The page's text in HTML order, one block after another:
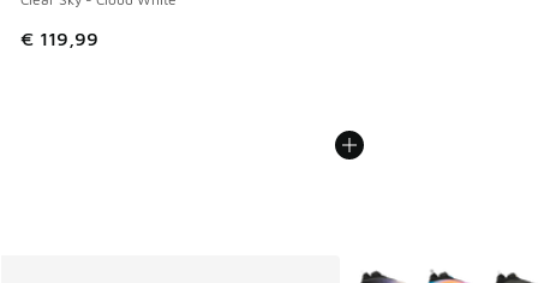
€ 119,99
Weitere Farben